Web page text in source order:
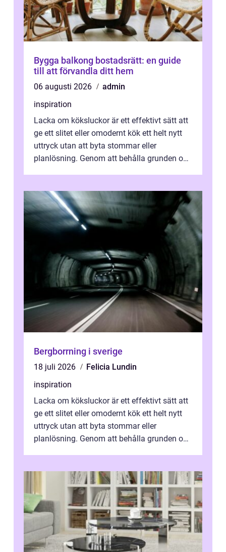
Bygga balkong bostadsrätt: en guide
till att förvandla ditt hem
06 augusti 2026
admin
inspiration
Lacka om köksluckor är ett effektivt sätt att
ge ett slitet eller omodernt kök ett helt nytt
uttryck utan att byta stommar eller
planlösning. Genom att behålla grunden och
Bergborrning i sverige
18 juli 2026
Felicia Lundin
inspiration
Lacka om köksluckor är ett effektivt sätt att
ge ett slitet eller omodernt kök ett helt nytt
uttryck utan att byta stommar eller
planlösning. Genom att behålla grunden och